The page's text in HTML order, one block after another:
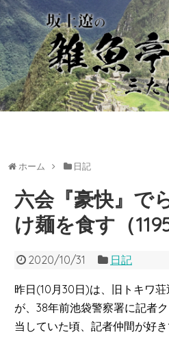
ホーム 日記
六会『豪快』で
け麺を食す（
2020/10/31 日記
昨日(10月30日)は、旧トキワ
が、38年前池袋警察署に記者
当していた頃、記者仲間が好